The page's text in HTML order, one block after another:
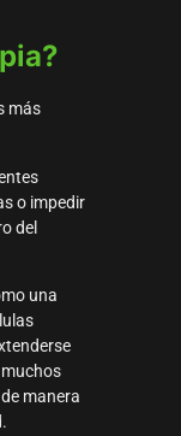
más
o impedir
del
una
manera